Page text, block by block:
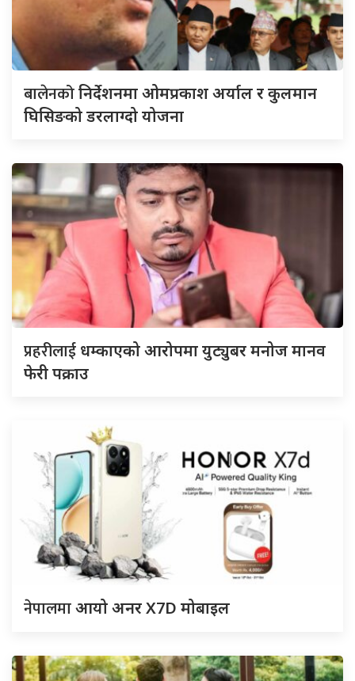
बालेनकोनिर्देशनमा ओमप्रकाश अर्याल र कुलमान
घिसिङको डरलाग्दो योजना
प्रहरीलाई धम्काएको आरोपमा युट्युबर मनोज मानव
फेरी पक्राउ
नेपालमाआयो अनर X7D मोबाइल